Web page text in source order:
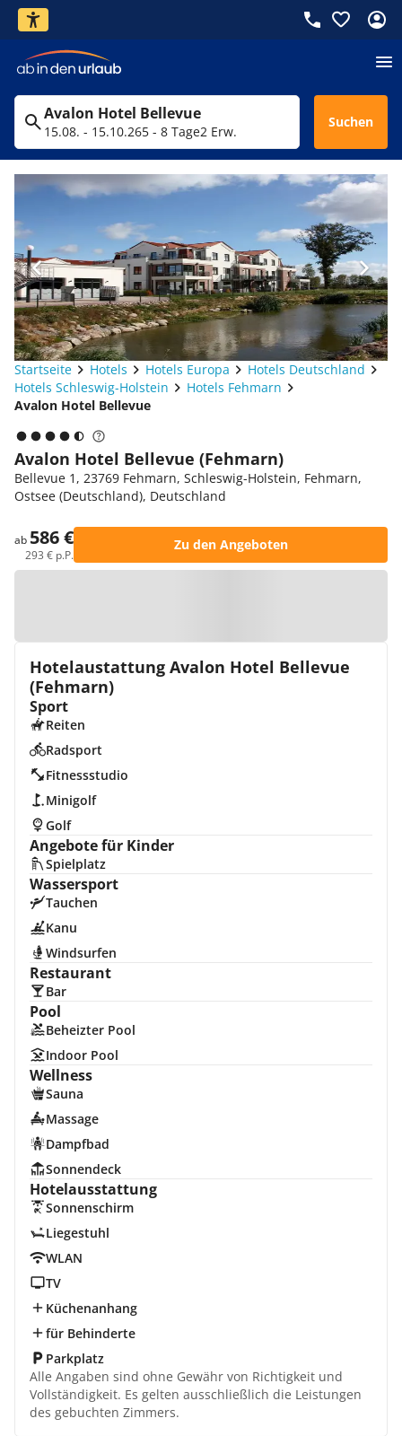
Avalon Hotel Bellevue
15.08. - 15.10.265 - 8 Tage2 Erw.
Suchen
Startseite Hotels Hotels Europa
Hotels Deutschland
Hotels Schleswig-Holstein
Hotels Fehmarn
Avalon Hotel Bellevue
Avalon Hotel Bellevue (Fehmarn)
Bellevue 1, 23769 Fehmarn, Schleswig-Holstein, Fehmarn,
Ostsee (Deutschland), Deutschland
ab 586 €
293 € p.P.
Zu den Angeboten
Hotelaustattung Avalon Hotel Bellevue
(Fehmarn)
Sport
Reiten
Radsport
Fitnessstudio
Minigolf
Golf
Angebote für Kinder
Spielplatz
Wassersport
Tauchen
Kanu
Windsurfen
Restaurant
Bar
Pool
Beheizter Pool
Indoor Pool
Wellness
Sauna
Massage
Dampfbad
Sonnendeck
Hotelausstattung
Sonnenschirm
Liegestuhl
WLAN
TV
Küchenanhang
für Behinderte
Parkplatz
Alle Angaben sind ohne Gewähr von Richtigkeit und
Vollständigkeit. Es gelten ausschließlich die Leistungen
des gebuchten Zimmers.